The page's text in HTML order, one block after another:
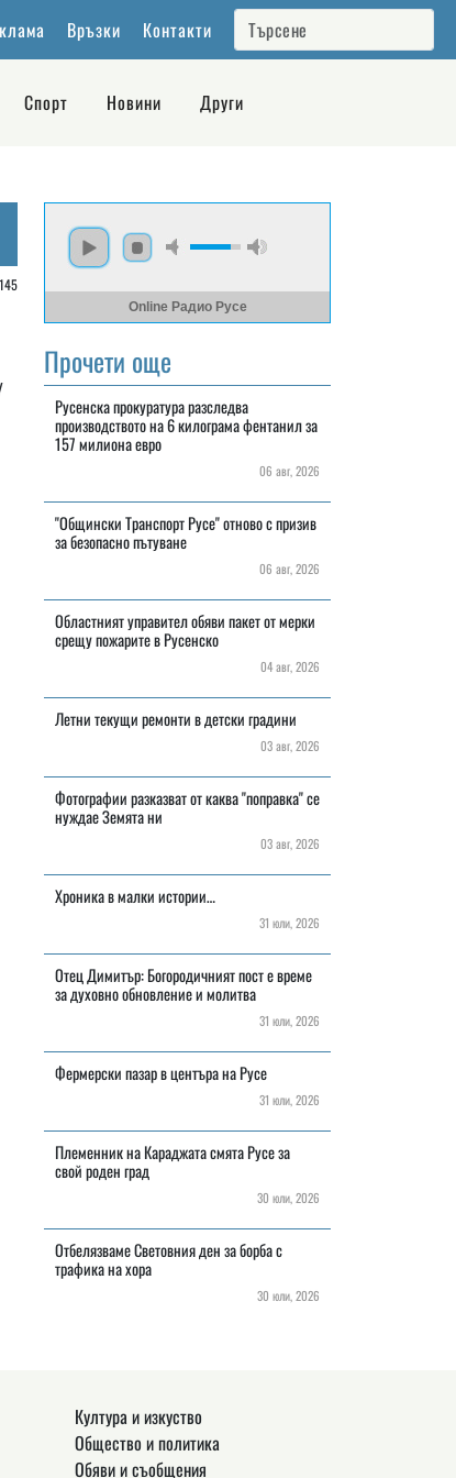
Връзки Контакти
Спорт Новини Други
Online Радио Русе
Прочети още
Русенска прокуратура разследва
производството на 6 килограма фентанил за
157 милиона евро
06 авг, 2026
"Общински Транспорт Русе" отново с призив
за безопасно пътуване
06 авг, 2026
Областният управител обяви пакет от мерки
срещу пожарите в Русенско
04 авг, 2026
Летни текущи ремонти в детски градини
03 авг, 2026
Фотографии разказват от каква "поправка" се
нуждае Земята ни
03 авг, 2026
Хроника в малки истории…
31 юли, 2026
Отец Димитър: Богородичният пост е време
за духовно обновление и молитва
31 юли, 2026
Фермерски пазар в центъра на Русе
31 юли, 2026
Племенник на Караджата смята Русе за
свой роден град
30 юли, 2026
Отбелязваме Световния ден за борба с
трафика на хора
30 юли, 2026
Култура и изкуство
Общество и политика
Обяви и съобщения